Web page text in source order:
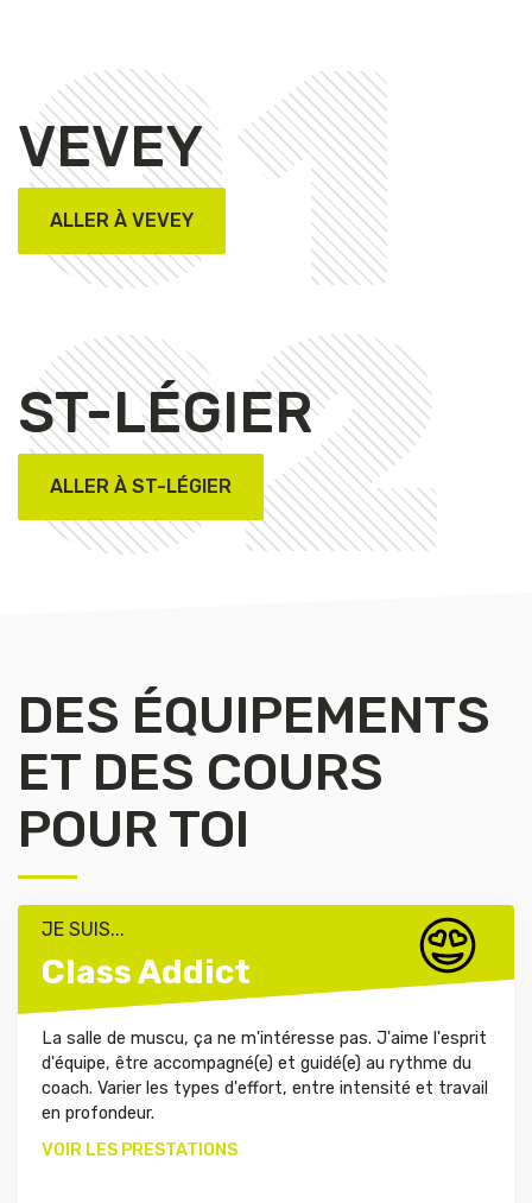
01
VEVEY
ALLER À VEVEY
02
ST-LÉGIER
ALLER À ST-LÉGIER
DES ÉQUIPEMENTS
ET DES COURS
POUR TOI
JE SUIS...
Class Addict
La salle de muscu, ça ne m'intéresse pas. J'aime l'esprit
d'équipe, être accompagné(e) et guidé(e) au rythme du
coach. Varier les types d'effort, entre intensité et travail
en profondeur.
VOIR LES PRESTATIONS